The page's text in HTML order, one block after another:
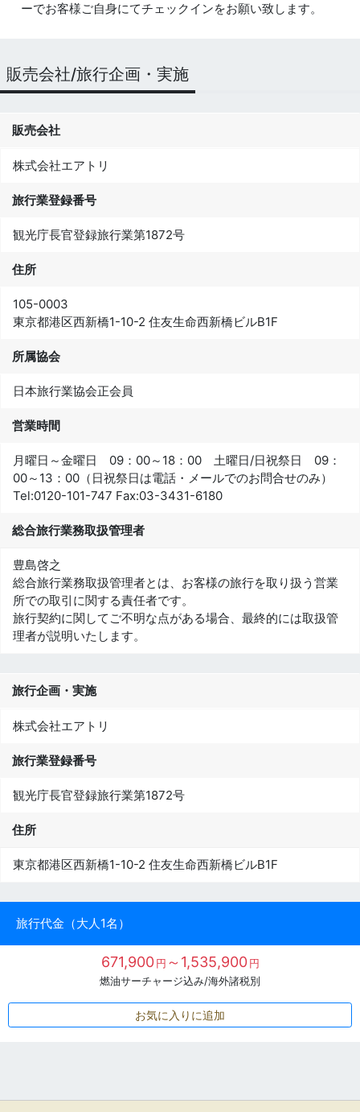
ーでお客様ご自身にてチェックインをお願い致します。
販売会社/旅行企画・実施
販売会社
株式会社エアトリ
旅行業登録番号
観光庁長官登録旅行業第1872号
住所
105-0003
東京都港区西新橋1-10-2 住友生命西新橋ビルB1F
所属協会
日本旅行業協会正会員
営業時間
月曜日～金曜日 09：00～18：00 土曜日/日祝祭日 09：
00～13：00（日祝祭日は電話・メールでのお問合せのみ）
Tel:0120-101-747 Fax:03-3431-6180
総合旅行業務取扱管理者
豊島啓之
総合旅行業務取扱管理者とは、お客様の旅行を取り扱う営業
所での取引に関する責任者です。
旅行契約に関してご不明な点がある場合、最終的には取扱管
理者が説明いたします。
旅行企画・実施
株式会社エアトリ
旅行業登録番号
観光庁長官登録旅行業第1872号
住所
東京都港区西新橋1-10-2 住友生命西新橋ビルB1F
旅行代金（大人1名）
671,900 円 ～1,535,900 円
燃油サーチャージ込み/海外諸税別
お気に入りに追加